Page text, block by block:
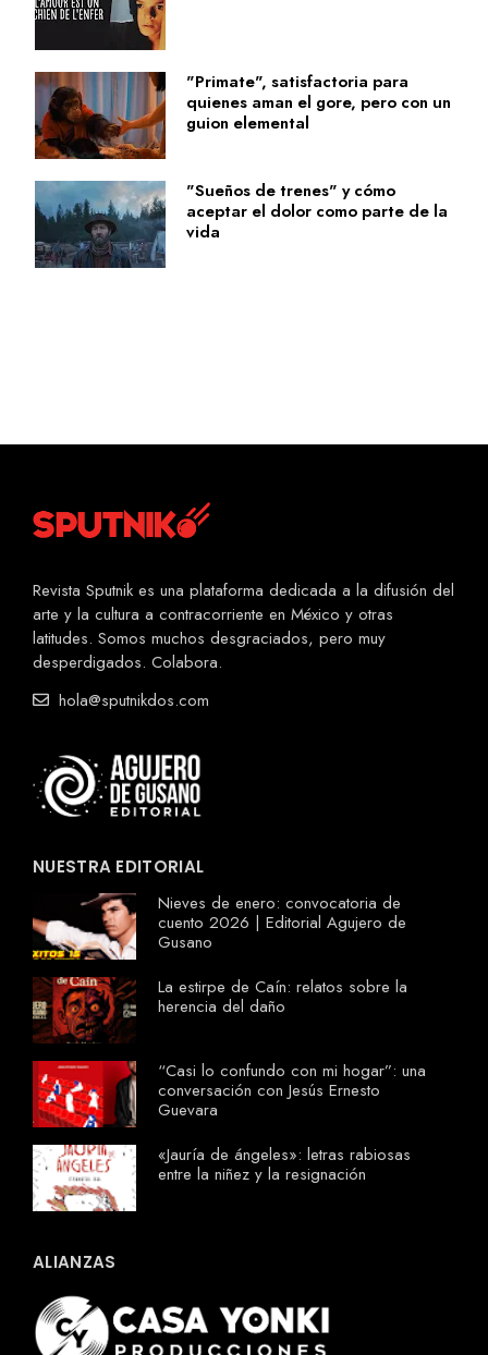
"Primate", satisfactoria para
quienes aman el gore, pero con un
guion elemental
"Sueños de trenes" y cómo
aceptar el dolor como parte de la
vida
Revista Sputnik es una plataforma dedicada a la difusión del
arte y la cultura a contracorriente en México y otras
latitudes. Somos muchos desgraciados, pero muy
desperdigados. Colabora.
hola@sputnikdos.com
NUESTRA EDITORIAL
Nieves de enero: convocatoria de
cuento 2026 | Editorial Agujero de
Gusano
La estirpe de Caín: relatos sobre la
herencia del daño
“Casi lo confundo con mi hogar”: una
conversación con Jesús Ernesto
Guevara
«Jauría de ángeles»: letras rabiosas
entre la niñez y la resignación
ALIANZAS